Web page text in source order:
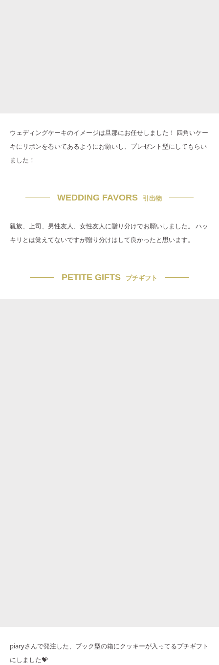
ウェディングケーキのイメージは旦那にお任せしました！ 四角いケー
キにリボンを巻いてあるようにお願いし、プレゼント型にしてもらい
ました！
WEDDING FAVORS 引出物
親族、上司、男性友人、女性友人に贈り分けでお願いしました。 ハッ
キリとは覚えてないですが贈り分けはして良かったと思います。
PETITE GIFTS プチギフト
piaryさんで発注した、ブック型の箱にクッキーが入ってるプチギフト
にしました💝